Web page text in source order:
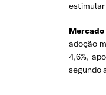
estimular
Mercado
adoção
4,6%,
segundo